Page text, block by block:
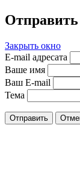
Отправить
Закрыть окно
E-mail адресата
Ваше имя
Ваш E-mail
Тема
Отправить